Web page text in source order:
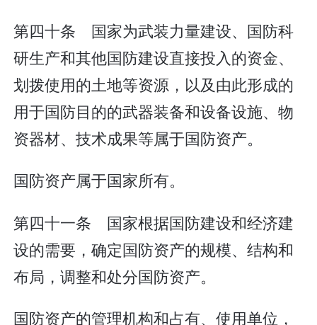
第四十条 国家为武装力量建设、国防科
研生产和其他国防建设直接投入的资金、
划拨使用的土地等资源，以及由此形成的
用于国防目的的武器装备和设备设施、物
资器材、技术成果等属于国防资产。
国防资产属于国家所有。
第四十一条 国家根据国防建设和经济建
设的需要，确定国防资产的规模、结构和
布局，调整和处分国防资产。
国防资产的管理机构和占有、使用单位，